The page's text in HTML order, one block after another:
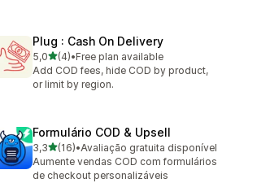
Plug : Cash On Delivery
5,0de 5 estrelas
(4)
4 total de avaliações
•Free plan available
Add COD fees, hide COD by product,
or limit by region.
Formulário COD & Upsell
3,3de 5 estrelas
(16)
16 total de avaliações
•Avaliação gratuita disponível
Aumente vendas COD com formulários
de checkout personalizáveis